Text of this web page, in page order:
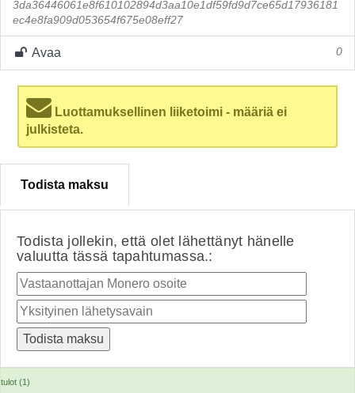
3da36446061e8f610102894d3aa10e1df59fd9d7ce65d17936181
ec4e8fa909d053654f675e08eff27
Avaa 0
Luottamuksellinen liiketoimi - määriä ei
julkisteta.
Todista maksu
Todista jollekin, että olet lähettänyt hänelle
valuutta tässä tapahtumassa.:
tulot (1)